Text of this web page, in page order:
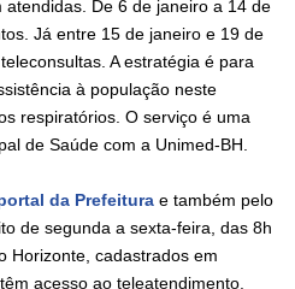
De 6 de janeiro a 14 de
Já entre 15 de janeiro e 19 de
A estratégia é para
à população neste
respiratórios. O serviço é uma
de Saúde com a Unimed-BH.
da Prefeitura e também pelo
de segunda a sexta-feira, das 8h
Horizonte, cadastrados em
acesso ao teleatendimento.